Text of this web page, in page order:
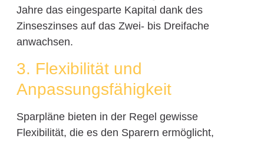
Jahre das eingesparte Kapital dank des
Zinseszinses auf das Zwei- bis Dreifache
anwachsen.
3. Flexibilität und
Anpassungsfähigkeit
Sparpläne bieten in der Regel gewisse
Flexibilität, die es den Sparern ermöglicht,